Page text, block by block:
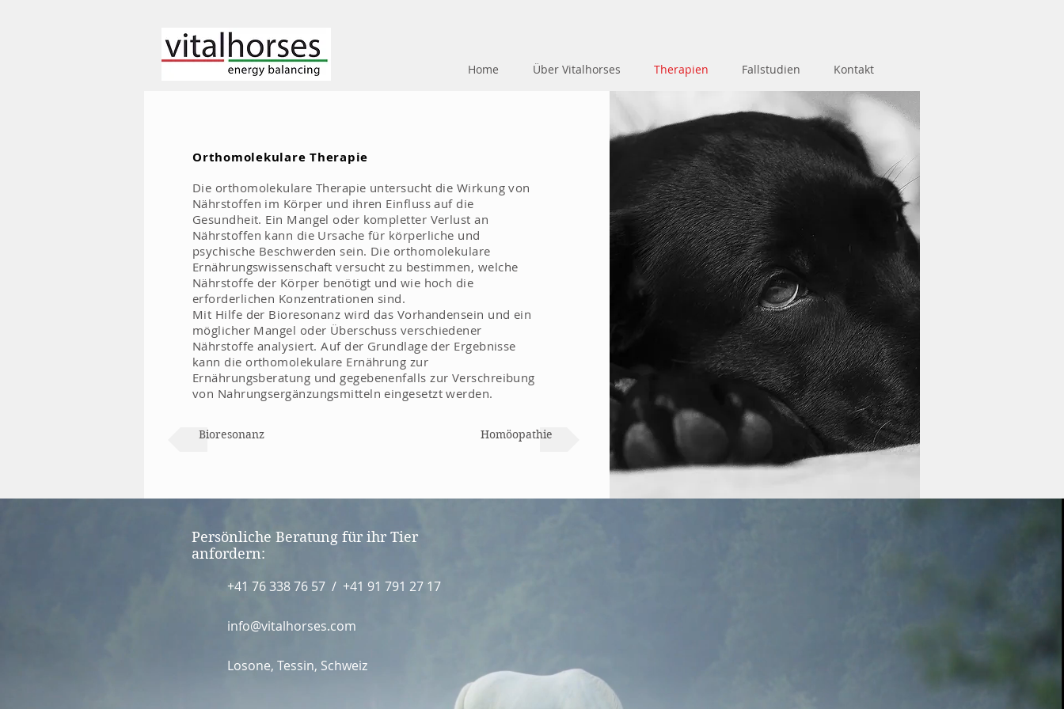
Home Über Vitalhorses Therapien Fallstudien Kontakt
Orthomolekulare Therapie
Die orthomolekulare Therapie untersucht die Wirkung von
Nährstoffen im Körper und ihren Einfluss auf die
Gesundheit. Ein Mangel oder kompletter Verlust an
Nährstoffen kann die Ursache für körperliche und
psychische Beschwerden sein. Die orthomolekulare
Ernährungswissenschaft versucht zu bestimmen, welche
Nährstoffe der Körper benötigt und wie hoch die
erforderlichen Konzentrationen sind.
Mit Hilfe der Bioresonanz wird das Vorhandensein und ein
möglicher Mangel oder Überschuss verschiedener
Nährstoffe analysiert. Auf der Grundlage der Ergebnisse
kann die orthomolekulare Ernährung zur
Ernährungsberatung und gegebenenfalls zur Verschreibung
von Nahrungsergänzungsmitteln eingesetzt werden.
Bioresonanz Homöopathie
Persönliche Beratung für ihr Tier
anfordern:
+41 76 338 76 57 / +41 91 791 27 17
info@vitalhorses.com
Losone, Tessin, Schweiz